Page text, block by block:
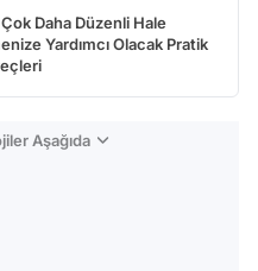
Daha Düzenli Hale
Yardımcı Olacak Pratik
Aşağıda